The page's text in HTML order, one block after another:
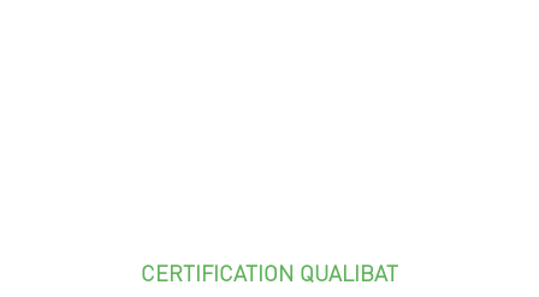
CERTIFICATION QUALIBAT